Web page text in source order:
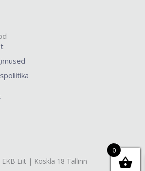
EKB Liit | Koskla 18 Tallinn
0